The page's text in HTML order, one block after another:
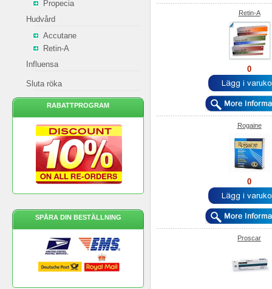
Retin-A
0
Rogaine
0
Proscar
Propecia
Hudvård
Accutane
Retin-A
Influensa
Sluta röka
RABATTPROGRAM
SPÅRA DIN BESTÄLLNING